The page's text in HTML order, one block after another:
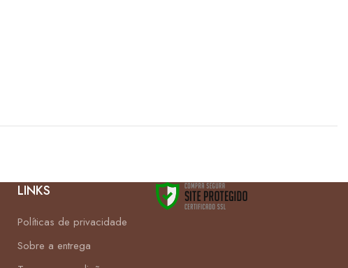
LINKS
Políticas de privacidade
Sobre a entrega